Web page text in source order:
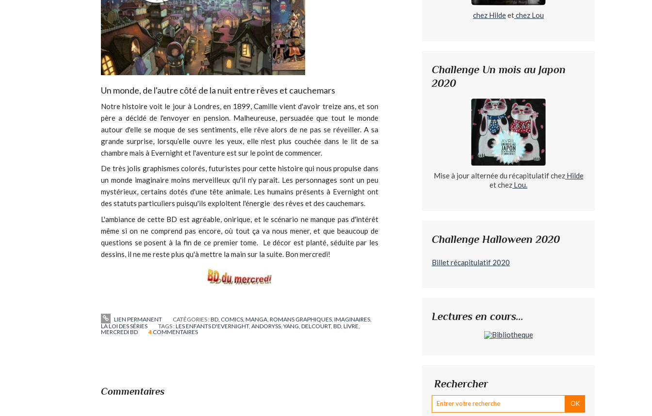
Un monde, de l'autre côté de la nuit entre rêves et cauchemars
Notre histoire voit le jour à Londres, en 1899, Camille vient d'avoir treize ans, et son
père a décidé de l'envoyer en pension. Malheureuse, persuadée que tout le monde
autour d'elle se moque de ses sentiments, elle rêve alors de ne pas se réveiller. A sa
grande surprise, lorsqu’elle ouvre les yeux, elle n'est plus couchée dans le lit de sa
chambre mais à Evernight et l'aventure est sur le point de commencer.
De très jolis graphismes colorés, futuristes pour cette histoire qui nous propulse dans
un monde imaginaire moins merveilleux qu'il n'y paraît. Les personnages sont un peu
mystérieux, certains dotés d'une tête animale. Les humains présents à Evernight ont
des statuts particuliers puisqu'ils exploitent l'énergie des rêves et des cauchemars.
L'ambiance de cette BD est agréable, onirique, et le scénario ne manque pas d'intérêt
même si on ne comprend pas encore, où tout ça va nous mener, et que beaucoup de
questions se posent à la fin de ce premier tome. Le décor est planté, séduite par les
dessins, il ne me reste plus qu'à mettre la main sur la suite. Bon mercredi!
LIEN PERMANENT CATÉGORIES :BD, COMICS, MANGA, ROMANS GRAPHIQUES IMAGINAIRES
LA LOI DES SÉRIES
TAGS :LES ENFANTS D'EVERNIGHT, ANDORYSS, YANG, DELCOURT, BD, LIVRE,
MERCREDI BD
4 COMMENTAIRES
Commentaires
chez Hildeetchez Lou
Challenge Un mois au Japon
2020
Mise à jour alternée du récapitulatif chezHilde
et chez Lou.
Challenge Halloween 2020
Billet récapitulatif 2020
Lectures en cours...
Rechercher